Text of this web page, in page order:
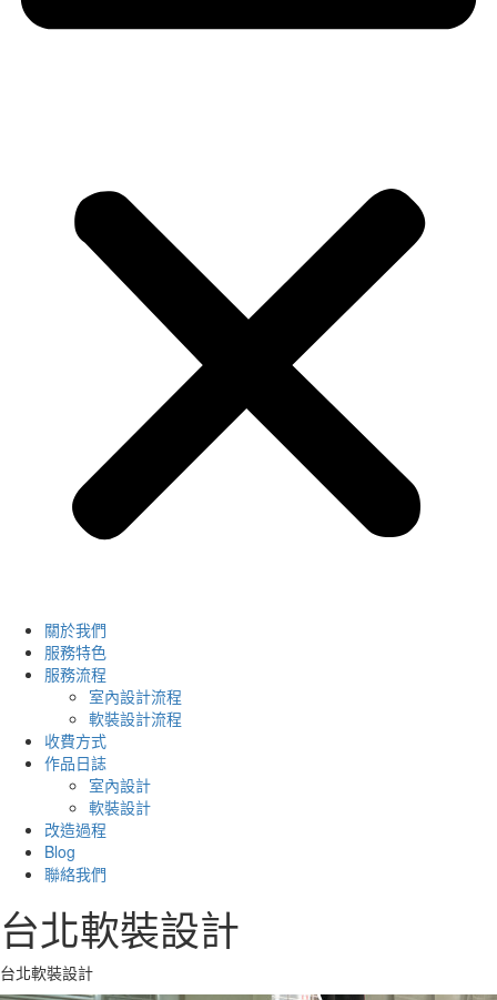
關於我們
服務特色
服務流程
室內設計流程
軟裝設計流程
收費方式
作品日誌
室內設計
軟裝設計
改造過程
Blog
聯絡我們
台北軟裝設計
台北軟裝設計